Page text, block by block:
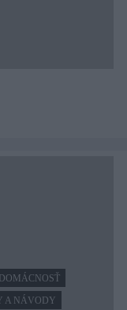
DOMÁCNOSŤ
A NÁVODY